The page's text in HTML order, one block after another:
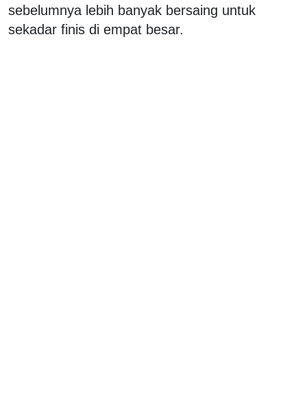
sebelumnya lebih banyak bersaing untuk
sekadar finis di empat besar.